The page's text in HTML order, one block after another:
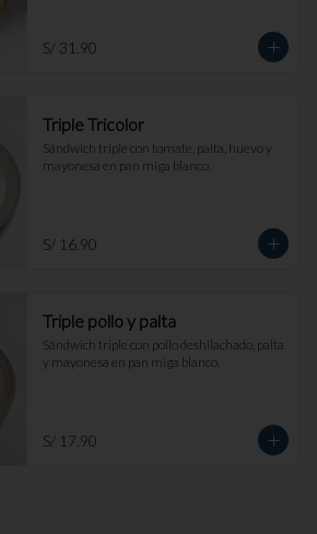
S/ 31.90
Triple Tricolor
Sándwich triple con tomate, palta, huevo y
mayonesa en pan miga blanco.
S/ 16.90
Triple pollo y palta
Sándwich triple con pollo deshilachado, palta
y mayonesa en pan miga blanco.
S/ 17.90